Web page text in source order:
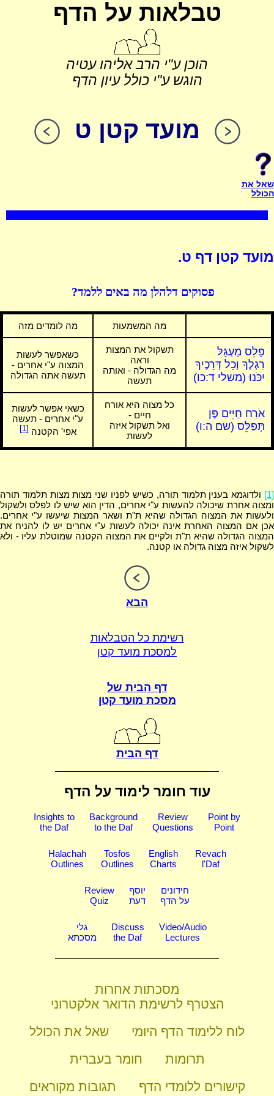
טבלאות על הדף
הוכן ע"י הרב אליהו עטיה
הוגש ע"י כולל עיון הדף
מועד קטן ט
שאל את
הכולל
מועד קטן דף ט.
פסוקים דלהלן מה באים ללמד?
מה המשמעות מה לומדים מזה
פַּלֵס מַעְגַּלּ
רַגְלֶךָ וְכָל דְּרָכֶיךָ
יִכֹּנוּ (משלי ד:כו)
תשקול את המצות
וראה
מה הגדולה - ואותה
תעשה
כשאפשר לעשות
המצוה ע"י אחרים -
תעשה אתה הגדולה
אֹרַח חַיִּים פֶּן
תְּפַלֵּס (שם ה:ו)
כל מצוה היא אורח
חיים -
ואל תשקול איזה
לעשות
כשאי אפשר לעשות
ע"י אחרים - תעשה
אפי' הקטנה[1]
[1]
ולדוגמא בענין תלמוד תורה, כשיש לפניו שני מצות מצות תלמוד תורה
ומצוה אחרת שיכולה להעשות ע"י אחרים, הדין הוא שיש לו לפלס ולשקול
ולעשות את המצוה הגדולה שהיא ת"ת ושאר המצות שיעשו ע"י אחרים.
אכן אם המצוה האחרת אינה יכולה לעשות ע"י אחרים יש לו להניח את
המצוה הגדולה שהיא ת"ת ולקיים את המצוה הקטנה שמוטלת עליו - ולא
לשקול איזה מצוה גדולה או קטנה.
הבא
רשימת כל הטבלאות
למסכת מועד קטן
דף הבית של
מסכת מועד קטן
דף הבית
עוד חומר לימוד על הדף
Insights to
the Daf
Background
to the Daf
Review
Questions
Point by
Point
Halachah
Outlines
Tosfos
Outlines
English
Charts
Revach
l'Daf
Review
Quiz
יוסף
דעת
חידונים
על הדף
גלי
מסכתא
Discuss
the Daf
Video/Audio
Lectures
מסכתות אחרות
הצטרף לרשימת הדואר אלקטרוני
שאל את הכולל
לוח ללימוד הדף היומי
חומר בעברית
תרומות
תגובות מקוראים
קישורים ללומדי הדף